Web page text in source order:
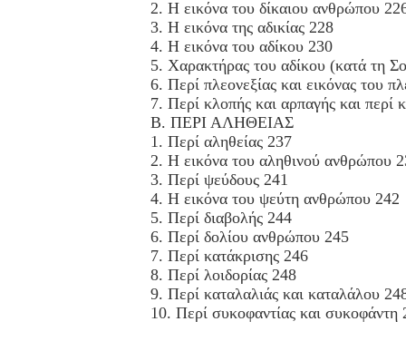
2. Η εικόνα του δίκαιου ανθρώπου
3. Η εικόνα της αδικίας 228
4. Η εικόνα του αδίκου 230
5. Χαρακτήρας του αδίκου (κατά τη
6. Περί πλεονεξίας και εικόνας του
7. Περί κλοπής και αρπαγής και περί
Β. ΠΕΡΙ ΑΛΗΘΕΙΑΣ
1. Περί αληθείας 237
2. Η εικόνα του αληθινού ανθρώπου
3. Περί ψεύδους 241
4. Η εικόνα του ψεύτη ανθρώπου 242
5. Περί διαβολής 244
6. Περί δολίου ανθρώπου 245
7. Περί κατάκρισης 246
8. Περί λοιδορίας 248
9. Περί καταλαλιάς και καταλάλου
10. Περί συκοφαντίας και συκοφάντη